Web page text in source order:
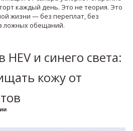
каждый день. Это не теория. Это
жизни — без переплат, без
ложных обещаний.
и синего света:
кожу от